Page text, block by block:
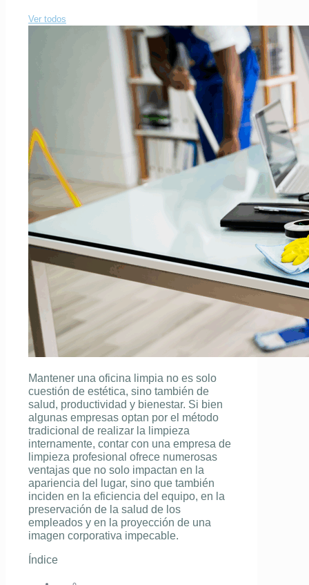
Ver todos
Mantener una oficina limpia no es solo
cuestión de estética, sino también de
salud, productividad y bienestar. Si bien
algunas empresas optan por el método
tradicional de realizar la limpieza
internamente, contar con una empresa de
limpieza profesional ofrece numerosas
ventajas que no solo impactan en la
apariencia del lugar, sino que también
inciden en la eficiencia del equipo, en la
preservación de la salud de los
empleados y en la proyección de una
imagen corporativa impecable.
Índice